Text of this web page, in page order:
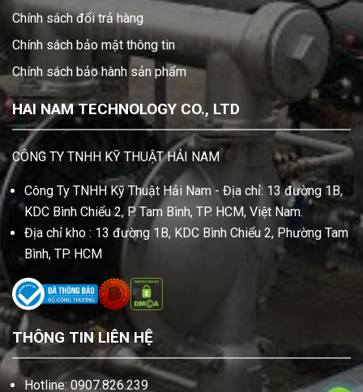
Chính sách đổi trả hàng
Chính sách bảo mật thông tin
Chính sách bảo hành sản phẩm
HAI NAM TECHNOLOGY CO., LTD
CÔNG TY TNHH KỸ THUẬT HẢI NAM
Công Ty TNHH Kỹ Thuật Hải Nam - Địa chỉ: 13 đường 1B,
KDC Bình Chiểu 2, P. Tam Bình, TP. HCM, Việt Nam.
Địa chỉ kho : 13 đường 1B, KDC Bình Chiểu 2, Phường Tam
Bình, TP. HCM
THÔNG TIN LIÊN HỆ
Hotline: 0907.826.239